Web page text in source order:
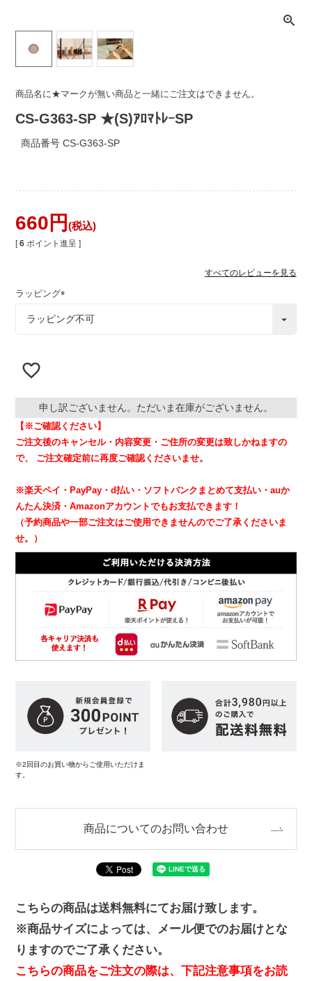
商品名に★マークが無い商品と一緒にご注文はできません。
CS-G363-SP ★(S)ｱﾛﾏﾄﾚｰSP
商品番号 CS-G363-SP
660 税込
[ 6 ポイント進呈 ]
すべてのレビューを見る
ラッピング
必
申し訳ございません。ただいま在庫がございません。
【※ご確認ください】
ご注文後のキャンセル・内容変更・ご住所の変更は致しかねますの
で、
ご注文確定前に再度ご確認くださいませ。
※楽天ペイ・PayPay・d払い・ソフトバンクまとめて支払い・auか
んたん決済・Amazonアカウントでもお支払できます！
（予約商品や一部ご注文はご使用できませんのでご了承くださいま
せ。）
※2回目のお買い物からご使用いただけま
す。
商品についてのお問い合わせ
こちらの商品は送料無料にてお届け致します。
※商品サイズによっては、メール便でのお届けとな
りますのでご了承ください。
こちらの商品をご注文の際は、下記注意事項をお読